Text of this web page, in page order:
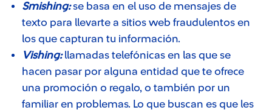
Smishing:se basa en el uso de mensajes de
texto para llevarte a sitios web fraudulentos en
los que capturan tu información.
Vishing: llamadas telefónicas en las que se
hacen pasar por alguna entidad que te ofrece
una promoción o regalo, o también por un
familiar en problemas. Lo que buscan es que les